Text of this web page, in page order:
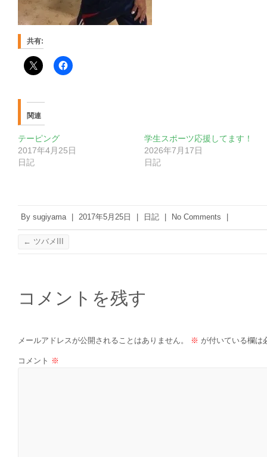
共有:
関連
テーピング
2017年4月25日
日記
学生スポーツ応援してます！
2026年7月17日
日記
By sugiyama 2017年5月25日 日記 No Comments
← ツバメIII
コメントを残す
メールアドレスが公開されることはありません。 ※ が付いている欄は
コメント ※